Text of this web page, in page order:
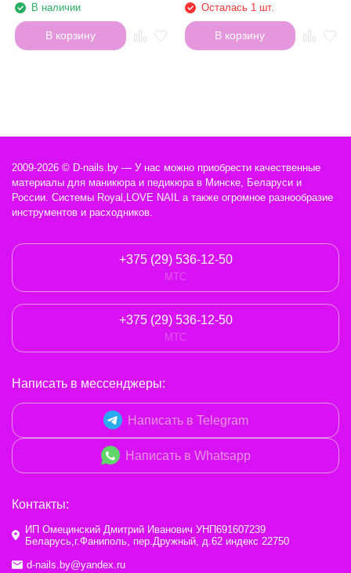
В наличии
В корзину
Осталась 1 шт.
В корзину
2009-2026 © D-nails.by — У нас можно приобрести качественные
материалы для маникюра и педикюра в Минске, Беларуси и
России. Системы Royal,LOVE NAIL а также огромное разнообразие
инструментов и расходников.
+375 (29) 536-12-50
МТС
+375 (29) 536-12-50
МТС
Написать в мессенджеры:
Написать в Telegram
Написать в Whatsapp
Контакты:
ИП Омецинский Дмитрий Иванович УНП691607239
Беларусь,г.Фаниполь, пер.Дружный, д.62 индекс 22750
d-nails.by@yandex.ru